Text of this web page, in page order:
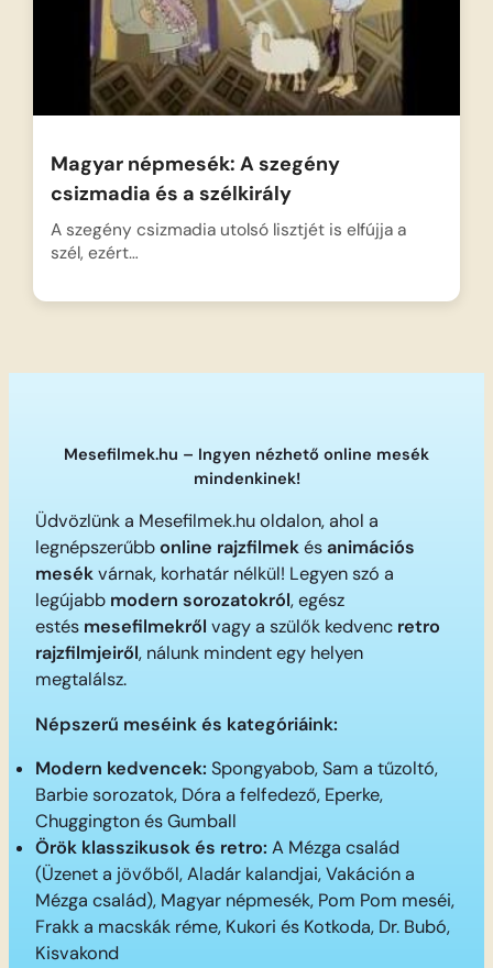
Magyar népmesék: A szegény
csizmadia és a szélkirály
A szegény csizmadia utolsó lisztjét is elfújja a
szél, ezért…
Mesefilmek.hu – Ingyen nézhető online mesék
mindenkinek!
Üdvözlünk a Mesefilmek.hu oldalon, ahol a
legnépszerűbbonline rajzfilmekésanimációs
mesékvárnak, korhatár nélkül! Legyen szó a
legújabb modern sorozatokról, egész
estés mesefilmekről vagy a szülők kedvenc retro
rajzfilmjeiről, nálunk mindent egy helyen
megtalálsz.
Népszerű meséink és kategóriáink:
Modern kedvencek: Spongyabob, Sam a tűzoltó,
Barbie sorozatok, Dóra a felfedező, Eperke,
Chuggington és Gumball
Örök klasszikusok és retro: A Mézga család
(Üzenet a jövőből, Aladár kalandjai, Vakáción a
Mézga család), Magyar népmesék, Pom Pom meséi,
Frakk a macskák réme, Kukori és Kotkoda, Dr. Bubó,
Kisvakond